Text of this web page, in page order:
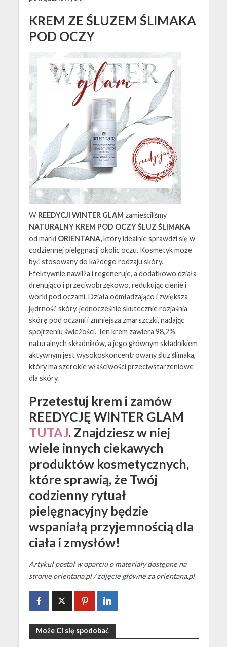
KREM ZE ŚLUZEM ŚLIMAKA
POD OCZY
W REEDYCJI WINTER GLAM zamieściliśmy
NATURALNY KREM POD OCZY ŚLUZ ŚLIMAKA
od marki ORIENTANA,który idealnie sprawdzi się w
codziennej pielęgnacji okolic oczu. Kosmetyk może
być stosowany do każdego rodzaju skóry.
Efektywnie nawilża i regeneruje, a dodatkowo działa
drenująco i przeciwobrzękowo, redukując cienie i
worki pod oczami. Działa odmładzająco i zwiększa
jędrność skóry, jednocześnie skutecznie rozjaśnia
skórę pod oczami i zmniejsza zmarszczki, nadając
spojrzeniu świeżości. Ten krem zawiera 98,2%
naturalnych składników, a jego głównym składnikiem
aktywnym jest wysokoskoncentrowany śluz ślimaka,
który ma szerokie właściwości przeciwstarzeniowe
dla skóry.
Przetestuj krem i zamów
REEDYCJĘ WINTER GLAM
TUTAJ. Znajdziesz w niej
wiele innych ciekawych
produktów kosmetycznych,
które sprawią, że Twój
codzienny rytuał
pielęgnacyjny będzie
wspaniałą przyjemnością dla
ciała i zmysłów!
Artykuł postał w oparciu o materiały dostępne na
stronie orientana.pl / zdjęcie główne za orientana.pl
Może Ci się spodobać